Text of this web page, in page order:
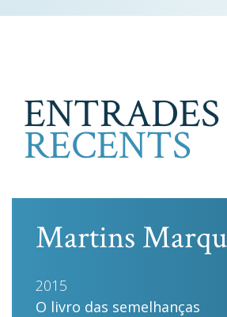
ENTRADES
RECENTS
Martins
2015
O livro das semelhanças